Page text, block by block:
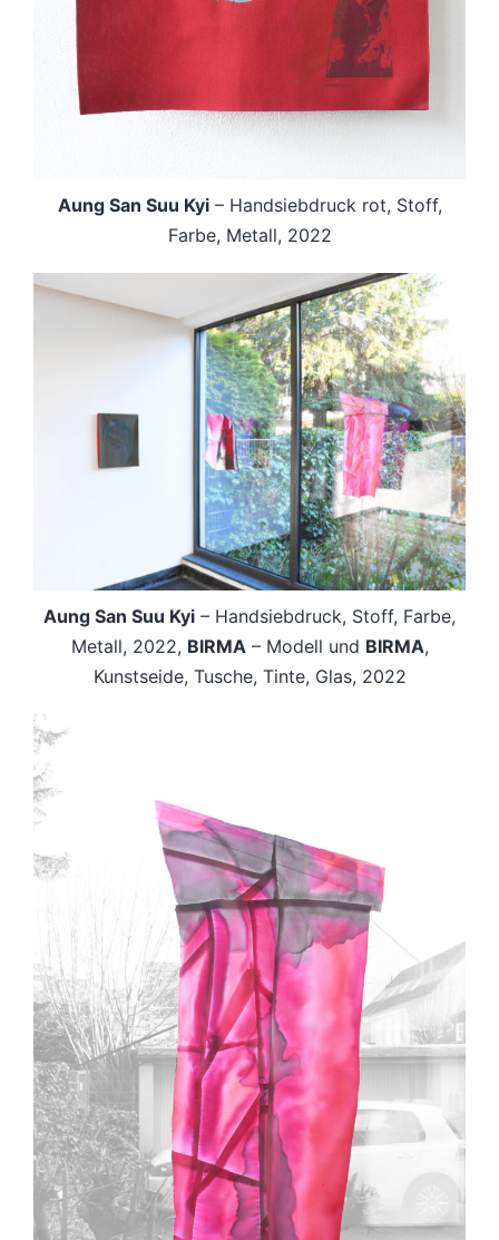
Aung San Suu Kyi– Handsiebdruck rot, Stoff,
Farbe, Metall, 2022
Aung San Suu Kyi – Handsiebdruck, Stoff, Farbe,
Metall, 2022, BIRMA – Modell und BIRMA,
Kunstseide, Tusche, Tinte, Glas, 2022